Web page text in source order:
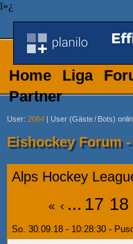
ï»¿
Home Liga
Partner
User: 2064 | User (Gäste/ Bots)
Eishockey Forum
Alps Hockey
« ‹ ... 17 18
So. 30.09.18 - 10:28:30 -